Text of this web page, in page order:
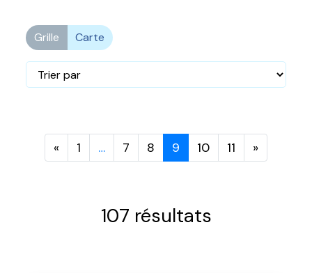
Grille Carte
« 1 … 7 8 9 10 11 »
107 résultats